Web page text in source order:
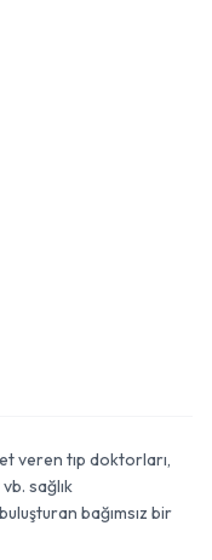
veren tıp doktorları,
sağlık
bağımsız bir